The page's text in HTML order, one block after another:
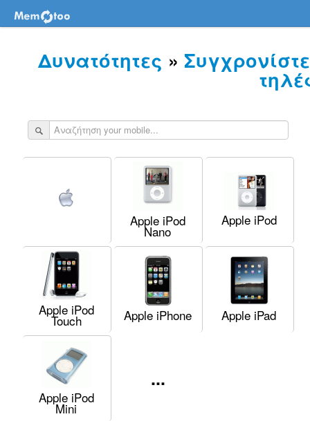
Δυνατότητες »
Apple iPod
Nano
Apple iPod
Apple iPod
Touch Apple iPhone Apple iPad
Apple iPod
Mini
...